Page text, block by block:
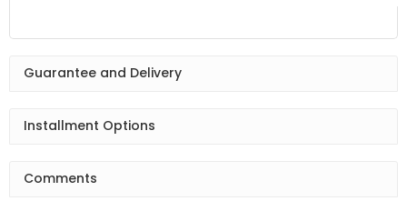
Guarantee and Delivery
Installment Options
Comments